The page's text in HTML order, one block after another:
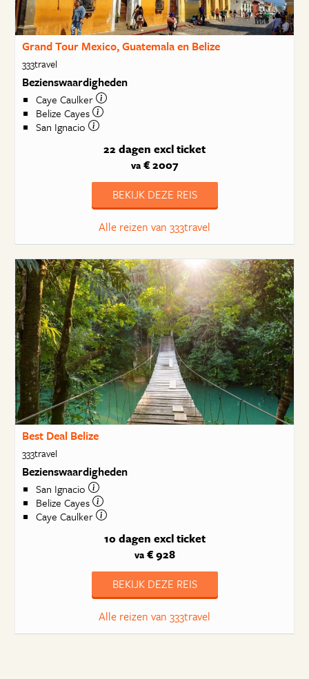
Grand Tour Mexico, Guatemala en Belize
333travel
Bezienswaardigheden
Caye Caulker
Belize Cayes
San Ignacio
22 dagen excl ticket
va€ 2007
BEKIJK DEZE REIS
Alle reizen van 333travel
Best Deal Belize
333travel
Bezienswaardigheden
San Ignacio
Belize Cayes
Caye Caulker
10 dagen excl ticket
va€ 928
BEKIJK DEZE REIS
Alle reizen van 333travel